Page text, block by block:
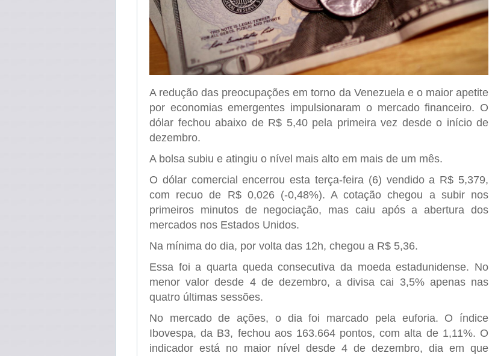
A redução das preocupações em torno da Venezuela e o maior apetite
por economias emergentes impulsionaram o mercado financeiro. O
dólar fechou abaixo de R$ 5,40 pela primeira vez desde o início de
dezembro.
A bolsa subiu e atingiu o nível mais alto em mais de um mês.
O dólar comercial encerrou esta terça-feira (6) vendido a R$ 5,379,
com recuo de R$ 0,026 (-0,48%). A cotação chegou a subir nos
primeiros minutos de negociação, mas caiu após a abertura dos
mercados nos Estados Unidos.
Na mínima do dia, por volta das 12h, chegou a R$ 5,36.
Essa foi a quarta queda consecutiva da moeda estadunidense. No
menor valor desde 4 de dezembro, a divisa cai 3,5% apenas nas
quatro últimas sessões.
No mercado de ações, o dia foi marcado pela euforia. O índice
Ibovespa, da B3, fechou aos 163.664 pontos, com alta de 1,11%. O
indicador está no maior nível desde 4 de dezembro, dia em que